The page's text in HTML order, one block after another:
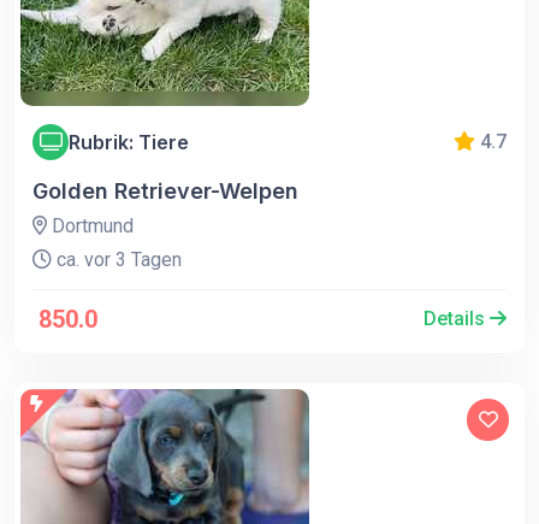
Rubrik: Tiere 4.7
Golden Retriever-Welpen
Dortmund
ca. vor 3 Tagen
850.0 Details